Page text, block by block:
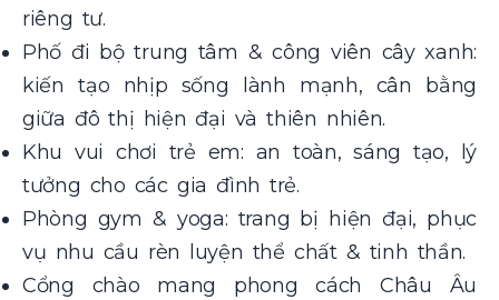
riêng tư.
Phố đi bộ trung tâm & công viên cây xanh:
kiến tạo nhịp sống lành mạnh, cân bằng
giữa đô thị hiện đại và thiên nhiên.
Khu vui chơi trẻ em: an toàn, sáng tạo, lý
tưởng cho các gia đình trẻ.
Phòng gym & yoga: trang bị hiện đại, phục
vụ nhu cầu rèn luyện thể chất & tinh thần.
Cổng chào mang phong cách Châu Âu